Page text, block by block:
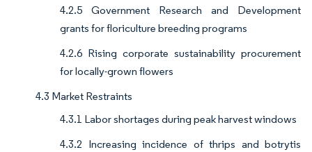
4.2.5 Government Research and Development
grants for floriculture breeding programs
4.2.6 Rising corporate sustainability procurement
for locally-grown flowers
4.3 Market Restraints
4.3.1 Labor shortages during peak harvest windows
4.3.2 Increasing incidence of thrips and botrytis